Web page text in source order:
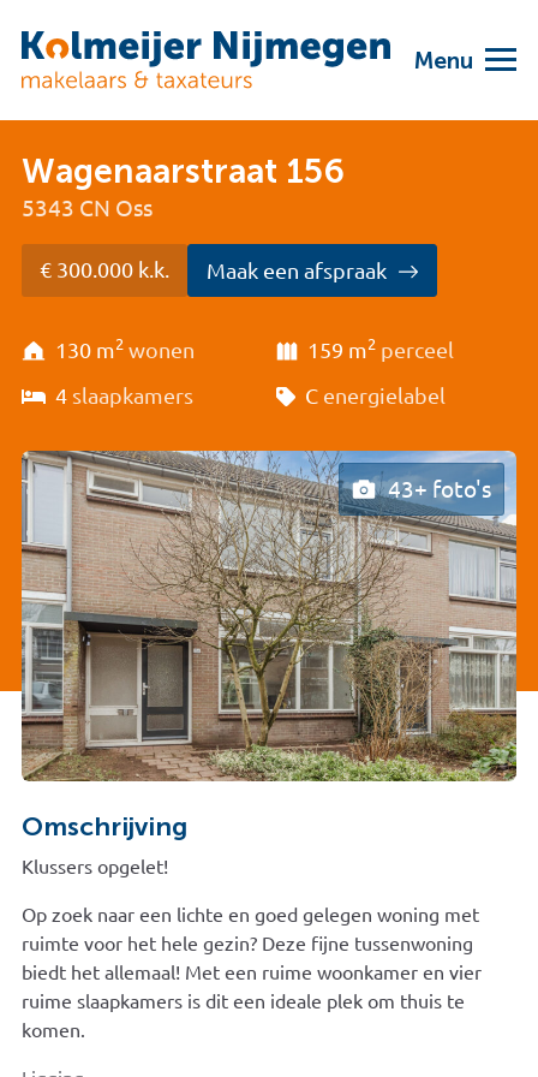
Menu
Wagenaarstraat 156
5343 CN Oss
€ 300.000 k.k. Maak een afspraak
130 m2 wonen 159 m2 perceel
4 slaapkamers C energielabel
43+ foto's
Omschrijving
Klussers opgelet!
Op zoek naar een lichte en goed gelegen woning met
ruimte voor het hele gezin? Deze fijne tussenwoning
biedt het allemaal! Met een ruime woonkamer en vier
ruime slaapkamers is dit een ideale plek om thuis te
komen.